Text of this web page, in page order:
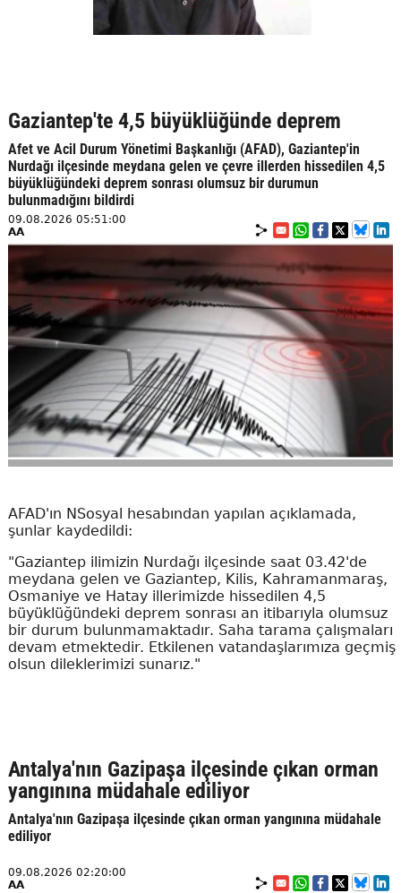
Gaziantep'te 4,5 büyüklüğünde deprem
Afet ve Acil Durum Yönetimi Başkanlığı (AFAD), Gaziantep'in
Nurdağı ilçesinde meydana gelen ve çevre illerden hissedilen 4,5
büyüklüğündeki deprem sonrası olumsuz bir durumun
bulunmadığını bildirdi
09.08.2026 05:51:00
AA
AFAD'ın NSosyal hesabından yapılan açıklamada,
şunlar kaydedildi:
"Gaziantep ilimizin Nurdağı ilçesinde saat 03.42'de
meydana gelen ve Gaziantep, Kilis, Kahramanmaraş,
Osmaniye ve Hatay illerimizde hissedilen 4,5
büyüklüğündeki deprem sonrası an itibarıyla olumsuz
bir durum bulunmamaktadır. Saha tarama çalışmaları
devam etmektedir. Etkilenen vatandaşlarımıza geçmiş
olsun dileklerimizi sunarız."
Antalya'nın Gazipaşa ilçesinde çıkan orman
yangınına müdahale ediliyor
Antalya'nın Gazipaşa ilçesinde çıkan orman yangınına müdahale
ediliyor
09.08.2026 02:20:00
AA